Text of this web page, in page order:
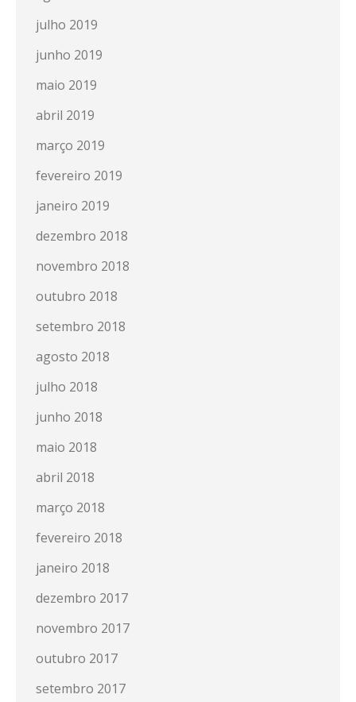
julho 2019
junho 2019
maio 2019
abril 2019
março 2019
fevereiro 2019
janeiro 2019
dezembro 2018
novembro 2018
outubro 2018
setembro 2018
agosto 2018
julho 2018
junho 2018
maio 2018
abril 2018
março 2018
fevereiro 2018
janeiro 2018
dezembro 2017
novembro 2017
outubro 2017
setembro 2017